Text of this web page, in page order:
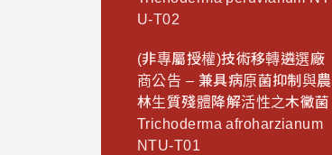
U-T02
(非專屬授權)技術移轉遴選廠
商公告 – 兼具病原菌抑制與農
林生質殘體降解活性之木黴菌
Trichoderma afroharzianum
NTU-T01